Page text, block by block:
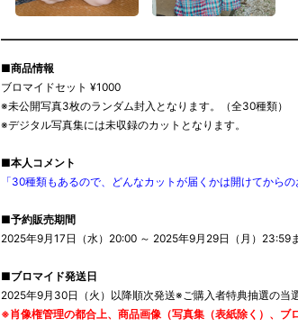
■商品情報
ブロマイドセット ¥1000
※未公開写真3枚のランダム封入となります。（全30種類）
※デジタル写真集には未収録のカットとなります。
■本人コメント
「30種類もあるので、どんなカットが届くかは開けてから
■予約販売期間
2025年9月17日（水）20:00 ～ 2025年9月29日（月）23:59
■ブロマイド発送日
2025年9月30日（火）以降順次発送※ご購入者特典抽選の当
※肖像権管理の都合上、商品画像（写真集（表紙除く）、ブ